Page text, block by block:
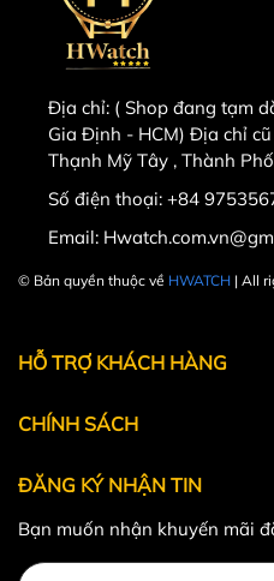
Địa chỉ: ( Shop đang tạm
Gia Định - HCM) Địa chỉ
Thạnh Mỹ Tây , Thành
Số điện thoại: +84
Email:
© Bản quyền thuộc về HWATCH | All
HỖ TRỢ KHÁCH HÀNG
CHÍNH SÁCH
ĐĂNG KÝ NHẬN TIN
Bạn muốn nhận khuyến mãi